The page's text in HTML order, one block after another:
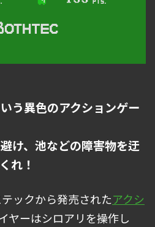
う異色のアクションゲー
け、池などの障害物を迂
れ！
ックから発売されたアクシ
ヤーはシロアリを操作し